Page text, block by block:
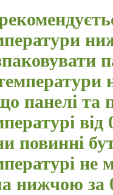
панелі та
повинні
не
нижчою за